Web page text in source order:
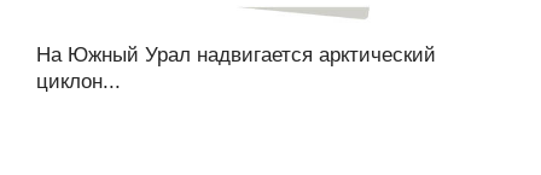
На Южный Урал надвигается арктический
циклон...